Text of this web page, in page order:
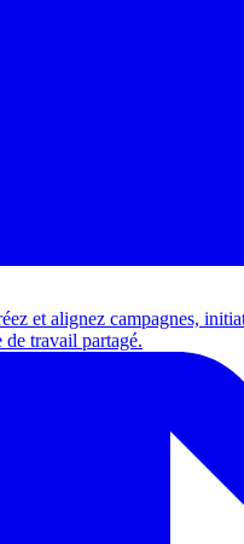
et alignez campagnes,
de travail partagé.